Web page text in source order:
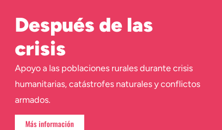
Después de las
crisis
Apoyo a las poblaciones rurales durante crisis
humanitarias, catástrofes naturales y conflictos
armados.
Más información